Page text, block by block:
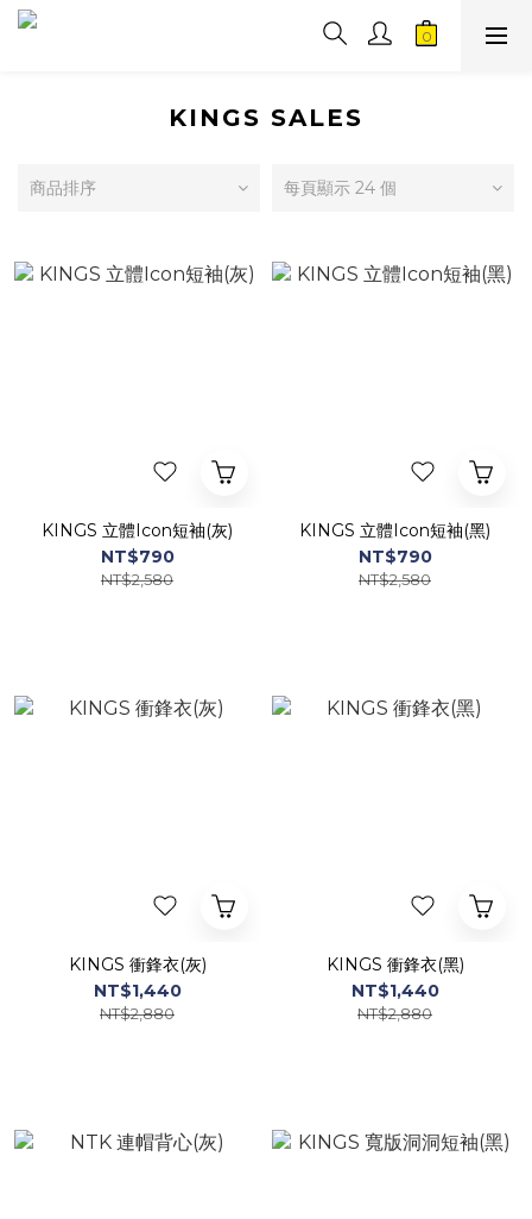
KINGS SALES
商品排序 每頁顯示 24 個
KINGS 立體Icon短袖(灰)
NT$790
NT$2,580
KINGS 立體Icon短袖(黑)
NT$790
NT$2,580
KINGS 衝鋒衣(灰)
NT$1,440
NT$2,880
KINGS 衝鋒衣(黑)
NT$1,440
NT$2,880